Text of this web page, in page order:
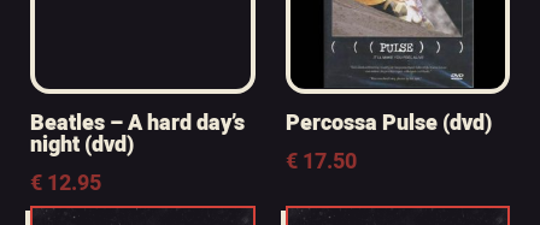
Beatles – A hard day’s
night (dvd)
€12.95
Percossa Pulse (dvd)
€17.50